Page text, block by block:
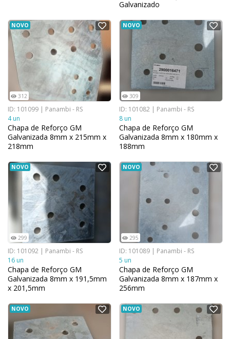
Galvanizado
NOVO
312
ID: 101099 | Panambi - RS
4 un
Chapa de Reforço GM
Galvanizada 8mm x 215mm x
218mm
NOVO
309
ID: 101082 | Panambi - RS
8 un
Chapa de Reforço GM
Galvanizada 8mm x 180mm x
188mm
NOVO
299
ID: 101092 | Panambi - RS
16 un
Chapa de Reforço GM
Galvanizada 8mm x 191,5mm
x 201,5mm
NOVO
295
ID: 101089 | Panambi - RS
5 un
Chapa de Reforço GM
Galvanizada 8mm x 187mm x
256mm
NOVO NOVO